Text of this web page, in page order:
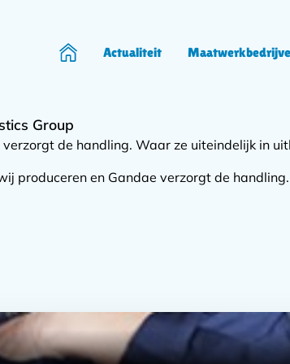
Home
Actualiteit
Group
de handling. Waar ze uiteindelijk in
produceren en Gandae verzorgt de